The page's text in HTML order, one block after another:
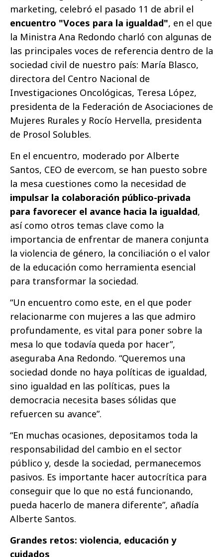
marketing, celebró el pasado 11 de abril el
encuentro "Voces para la igualdad", en el que
la Ministra Ana Redondo charló con algunas de
las principales voces de referencia dentro de la
sociedad civil de nuestro país: María Blasco,
directora del Centro Nacional de
Investigaciones Oncológicas, Teresa López,
presidenta de la Federación de Asociaciones de
Mujeres Rurales y Rocío Hervella, presidenta
de Prosol Solubles.
En el encuentro, moderado por Alberte
Santos, CEO de evercom, se han puesto sobre
la mesa cuestiones como la necesidad de
impulsar la colaboración público-privada
para favorecer el avance hacia la igualdad,
así como otros temas clave como la
importancia de enfrentar de manera conjunta
la violencia de género, la conciliación o el valor
de la educación como herramienta esencial
para transformar la sociedad.
“Un encuentro como este, en el que poder
relacionarme con mujeres a las que admiro
profundamente, es vital para poner sobre la
mesa lo que todavía queda por hacer”,
aseguraba Ana Redondo. “Queremos una
sociedad donde no haya políticas de igualdad,
sino igualdad en las políticas, pues la
democracia necesita bases sólidas que
refuercen su avance”.
“En muchas ocasiones, depositamos toda la
responsabilidad del cambio en el sector
público y, desde la sociedad, permanecemos
pasivos. Es importante hacer autocrítica para
conseguir que lo que no está funcionando,
pueda hacerlo de manera diferente”, añadía
Alberte Santos.
Grandes retos: violencia, educación y
cuidados